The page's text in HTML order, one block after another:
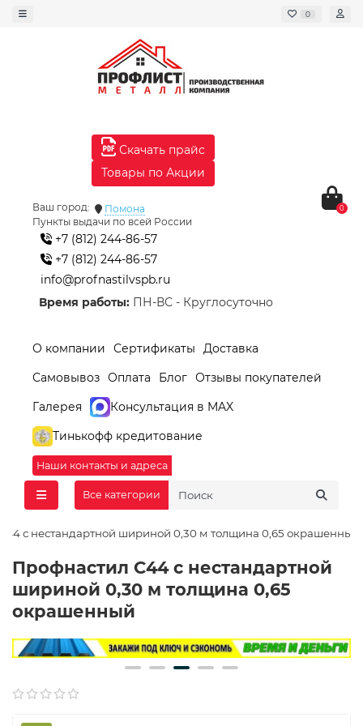
0
Скачать прайс
Товары по Акции
Ваш город:
Помона
Пункты выдачи по всей России
+7 (812) 244-86-57
+7 (812) 244-86-57
info@profnastilvspb.ru
Время работы: ПН-ВС - Круглосуточно
0
О компании Сертификаты
Доставка
Самовывоз Оплата Блог Отзывы покупателей
Галерея
Консультация в MAX
Тинькофф кредитование
Наши контакты и адреса
Все категории
с нестандартной шириной 0,30 м толщина 0,65 окрашенный
Профнастил С44 с нестандартной
шириной 0,30 м толщина 0,65
окрашенный